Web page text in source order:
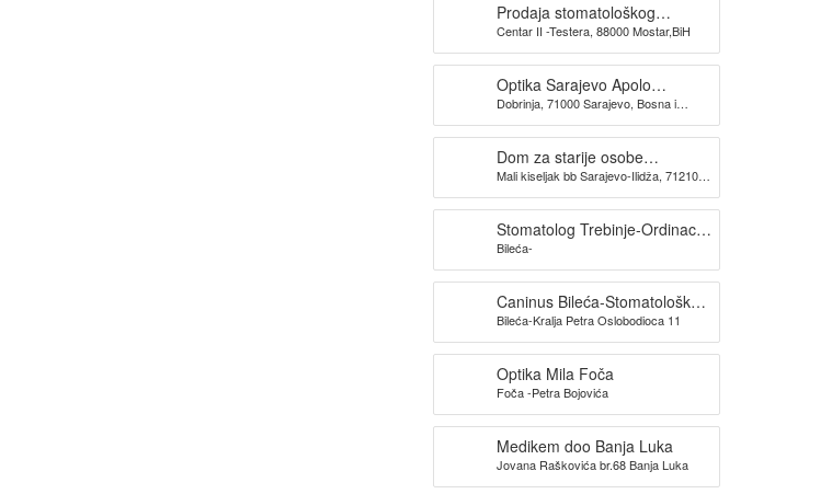
Prodaja stomatološkog
materijala Mostar-DENTAL
TOPIĆ
Centar II -Testera, 88000 Mostar,BiH
Optika Sarajevo Apolo
Dobrinja
Dobrinja, 71000 Sarajevo, Bosna i
Dom za starije osobe
Sarajevo-PARADISE
Mali kiseljak bb Sarajevo-Ilidža, 71210
Stomatolog Trebinje-Ordinacija
CANINUS Bileća
Bileća-
Caninus Bileća-Stomatološka
ordinacija
Bileća-Kralja Petra Oslobodioca 11
Optika Mila Foča
Foča -Petra Bojovića
Medikem doo Banja Luka
Jovana Raškovića br.68 Banja Luka